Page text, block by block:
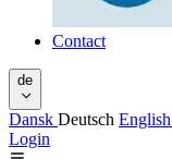
Contact
de
Dansk Deutsch English
Login